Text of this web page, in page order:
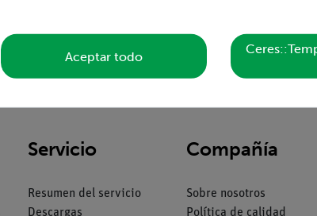
Servicio
Resumen del servicio
Descargas
Compañía
Sobre nosotros
Política de calidad
Aceptar todo